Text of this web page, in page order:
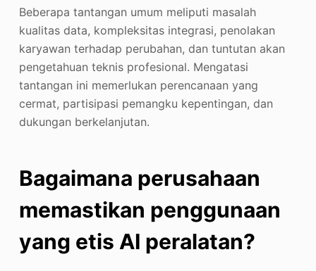
Beberapa tantangan umum meliputi masalah
kualitas data, kompleksitas integrasi, penolakan
karyawan terhadap perubahan, dan tuntutan akan
pengetahuan teknis profesional. Mengatasi
tantangan ini memerlukan perencanaan yang
cermat, partisipasi pemangku kepentingan, dan
dukungan berkelanjutan.
Bagaimana perusahaan
memastikan penggunaan
yang etis AI peralatan?